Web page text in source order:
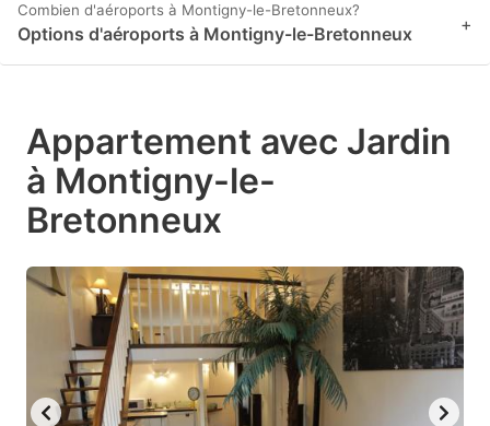
Combien d'aéroports à Montigny-le-Bretonneux?
Options d'aéroports à Montigny-le-Bretonneux +
Appartement avec Jardin
à Montigny-le-
Bretonneux